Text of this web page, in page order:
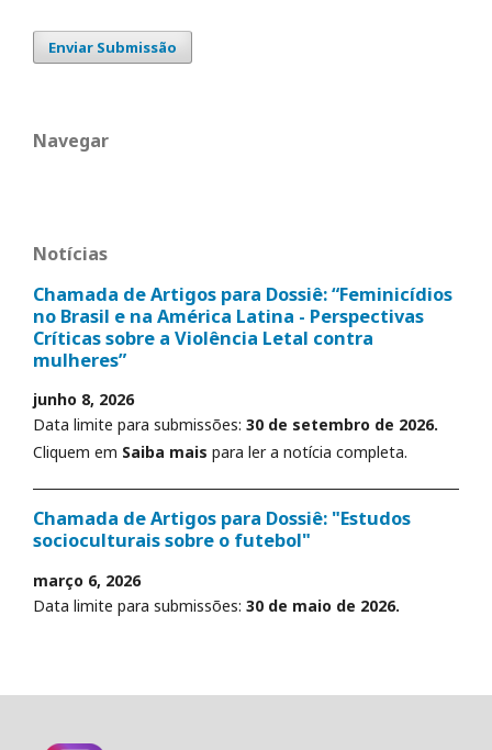
Enviar Submissão
Navegar
Notícias
Chamada de Artigos para Dossiê: “Feminicídios
no Brasil e na América Latina - Perspectivas
Críticas sobre a Violência Letal contra
mulheres”
junho 8, 2026
Data limite para submissões: 30 de setembro de 2026.
Cliquem em Saiba mais para ler a notícia completa.
Chamada de Artigos para Dossiê: "Estudos
socioculturais sobre o futebol"
março 6, 2026
Data limite para submissões: 30 de maio de 2026.